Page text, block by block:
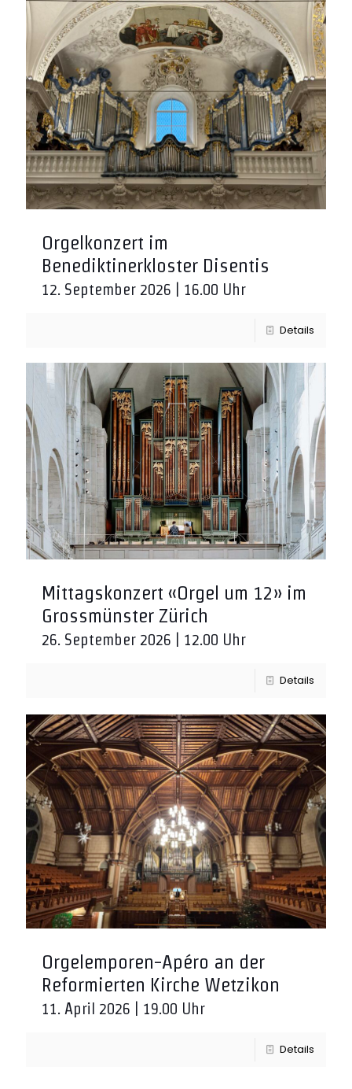
Orgelkonzert im
Benediktinerkloster Disentis
12. September 2026 | 16.00 Uhr
Details
Mittagskonzert «Orgel um 12» im
Grossmünster Zürich
26. September 2026 | 12.00 Uhr
Details
Orgelemporen-Apéro an der
Reformierten Kirche Wetzikon
11. April 2026 | 19.00 Uhr
Details